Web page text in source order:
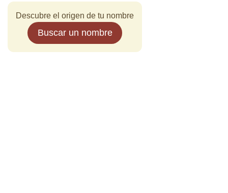
Descubre el origen de tu nombre
Buscar un nombre